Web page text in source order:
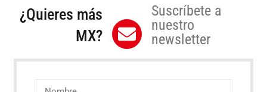
¿Quieres más
MX?
Suscríbete a
nuestro
newsletter